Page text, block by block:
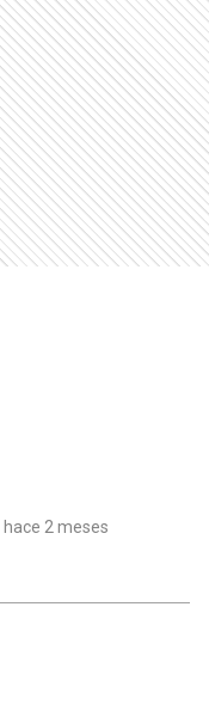
2 meses